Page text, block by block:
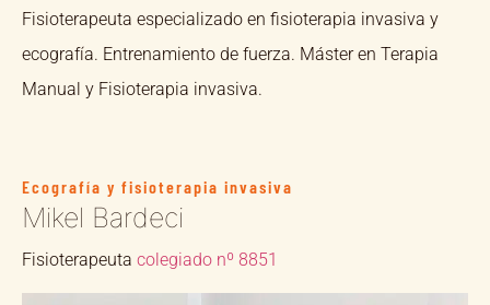
Fisioterapeuta especializado en fisioterapia invasiva y
ecografía. Entrenamiento de fuerza. Máster en Terapia
Manual y Fisioterapia invasiva.
Ecografía y fisioterapia invasiva
Mikel Bardeci
Fisioterapeuta colegiado nº 8851